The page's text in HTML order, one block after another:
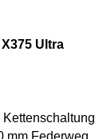
Ultra
mm Federweg